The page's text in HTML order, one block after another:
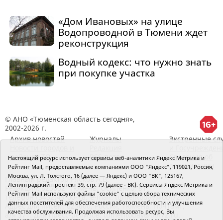
«Дом Ивановых» на улице
Водопроводной в Тюмени ждет
реконструкция
Водный кодекс: что нужно знать
при покупке участка
© АНО «Тюменская область сегодня»,
2002-2026 г.
Архив новостей
районов ТО
Журналы
RSS поток
Экстренные
Сведения об
организации
Главный редактор Рябков А.В.
Редакция: 625002, Тюмень, Осипенко, 81,
телефон (3452)49-00-18, e-mail: tumentoday@obl72.ru
Адрес для писем: 625000, Россия, Тюмень, Почтамт,
а/я 371. Для пресс-релизов: tumentoday@obl72.ru.
Настоящий ресурс использует сервисы веб-аналитики Яндекс Метрика и
Рейтинг Mail, предоставляемые компаниями ООО "Яндекс", 119021, Россия,
Москва, ул. Л. Толстого, 16 (далее — Яндекс) и ООО "ВК", 125167,
Ленинградский проспект 39, стр. 79 (далее - ВК). Сервисы Яндекс Метрика и
Рейтинг Mail используют файлы "cookie" с целью сбора технических
данных посетителей для обеспечения работоспособности и улучшения
качества обслуживания. Продолжая использовать ресурс, Вы